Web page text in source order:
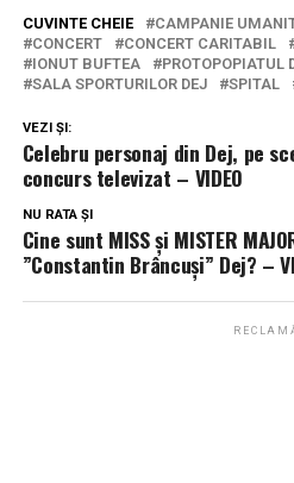
CUVINTE CHEIE CAMPANIE
CONCERT
CONCERT CARITABIL
IONUT BUFTEA
PROTOPOPIATUL
SALA SPORTURILOR DEJ
SPITAL
VEZI ȘI:
Celebru personaj din Dej, pe
concurs televizat – VIDEO
NU RATA ȘI
Cine sunt MISS și MISTER
”Constantin Brâncuși” Dej? –